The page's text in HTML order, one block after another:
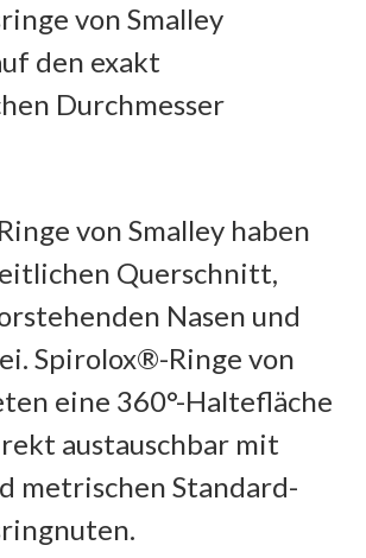
von Smalley
den exakt
Durchmesser
von Smalley haben
Querschnitt,
Nasen und
Spirolox®-Ringe von
eine 360°-Haltefläche
austauschbar mit
metrischen Standard-